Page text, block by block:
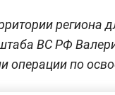
региона
ВС РФ
операции по